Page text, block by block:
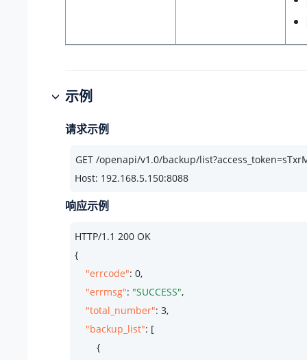
示例
请求示例
Host: 192.168.5.150:8088
响应示例
HTTP/1.1 200 OK
{
"errcode": 0,
"errmsg": "SUCCESS",
"total_number": 3,
"backup_list": [
        {